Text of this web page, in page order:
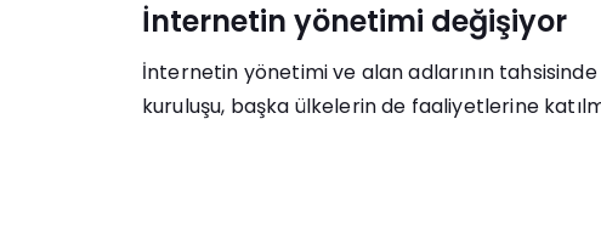
İnternetin yönetimi değişiyor
İnternetin yönetimi ve alan adlarının
kuruluşu, başka ülkelerin de faaliyetlerine